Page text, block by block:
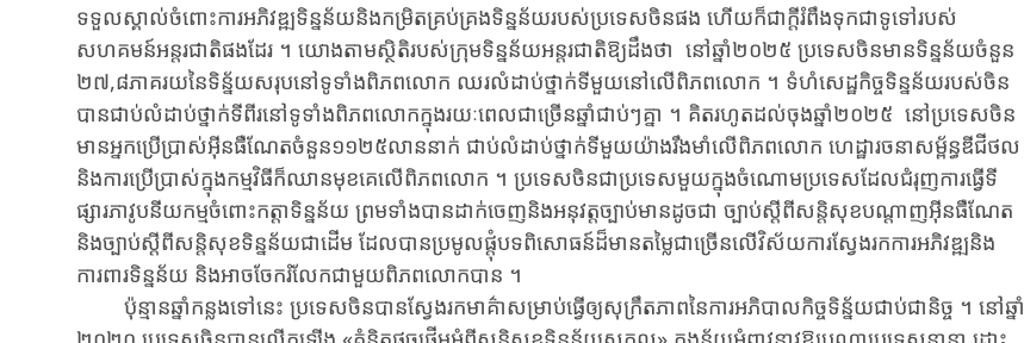
ទទួល​ស្គាល់​ចំពោះ​ការ​អភិវឌ្ឍ​ទិន្នន័យ​និង​កម្រិត​គ្រប់គ្រង​ទិន្នន័យ​របស់ប្រទេស​ចិន​ផង​ ហើយ​ក៏ជា​ក្តីរំពឹង​ទុក​ជា​ទូទៅរបស់​
សហគមន៍អន្តរជាតិ​ផង​ដែរ ។ ​យោងតាមស្ថិតិ​របស់​ក្រុមទិន្នន័យអន្តរជាតិឱ្យ​ដឹង​ថា នៅឆ្នាំ​២០២៥ ប្រទេស​ចិន​មាន​ទិន្នន័យ​ចំនួន​
២៧,៨ភាគរយ​នៃ​ទិន្ន័យ​សរុប​នៅទូទាំង​ពិភពលោក ឈរ​លំដាប់ថ្នាក់​ទីមួយ​នៅលើ​ពិភពលោក ។ ទំហំសេដ្ឋកិច្ច​ទិន្នន័យ​របស់​ចិន​
បាន​ជាប់លំដាប់ថ្នាក់​ទីពីរ​នៅ​ទូទាំង​ពិភពលោក​ក្នុង​រយៈពេល​ជា​ច្រើន​ឆ្នាំ​ជាប់ៗគ្នា ។ គិត​រហូត​ដល់​ចុង​ឆ្នាំ​២០២៥ នៅប្រទេស​ចិន​
មាន​​អ្នកប្រើប្រាស់​អ៊ីនធឺ​ណែតចំនួន​១១២៥លាន​នាក់​ ជាប់​លំដាប់ថ្នាក់​ទីមួយ​យ៉ាងរឹងមាំលើពិភពលោក ហេដ្ឋារចនាសម្ព័ន្ធឌីជីថល
និងការ​ប្រើប្រាស់​ក្នុង​កម្មវិធីក៏​ឈានមុខគេលើពិភពលោក ។ ប្រទេស​ចិន​ជា​ប្រទេស​មួយ​ក្នុង​ចំណោម​ប្រទេស​ដែល​ជំរុញការធ្វើទី
ផ្សារភាវូបនីយកម្មចំពោះកត្តាទិន្នន័យ​ ព្រមទាំង​បាន​ដាក់​ចេញនិង​អនុវត្ត​ច្បាប់មាន​ដូច​ជា ​ច្បាប់​ស្តីពីសន្តិសុខ​បណ្តាញអ៊ីនធឺណែត
និង​ច្បាប់​ស្តីពី​សន្តិសុខ​ទិន្នន័យ​ជា​ដើម​ ដែលបាន​ប្រមូលផ្តុំបទពិសោធន៍ដ៏មានតម្លៃជាច្រើនលើវិស័យ​ការ​ស្វែង​រក​ការ​អភិវឌ្ឍនិង​
ការពារទិន្នន័យ និង​អាច​ចែក​រំលែក​ជា​មួយ​ពិភពលោក​បាន​ ។
ប៉ុន្មាន​ឆ្នាំ​កន្លង​ទៅនេះ ប្រទេស​ចិន​បាន​ស្វែង​រក​មាគ៌ា​សម្រាប់​ធ្វើឲ្យ​សុក្រឹតភាពនៃការ​អភិបាល​កិច្ច​ទិន្ន័យជាប់​ជា​និច្ច ។ នៅឆ្នាំ​